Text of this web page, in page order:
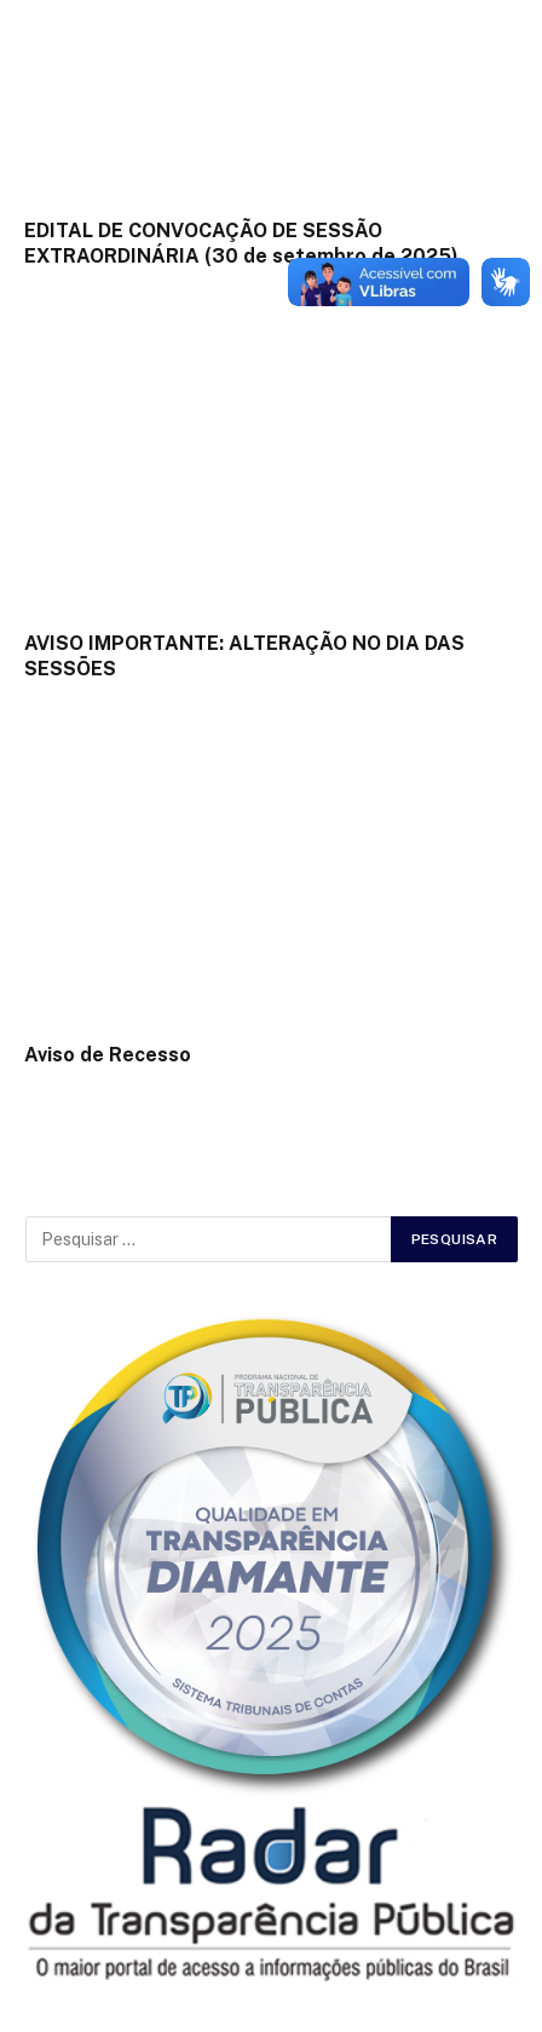
EDITAL DE CONVOCAÇÃO DE SESSÃO
EXTRAORDINÁRIA (30 de setembro de 2025)
AVISO IMPORTANTE: ALTERAÇÃO NO DIA DAS
SESSÕES
Aviso de Recesso